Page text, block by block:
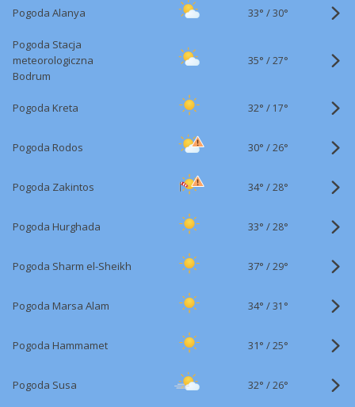
Pogoda Alanya 33° /30°
Pogoda Stacja
meteorologiczna
Bodrum
35° /27°
Pogoda Kreta 32° / 17°
Pogoda Rodos 30° /26°
Pogoda Zakintos 34° /28°
Pogoda Hurghada 33° /28°
Pogoda Sharm el-Sheikh 37° /29°
Pogoda Marsa Alam 34° /31°
Pogoda Hammamet 31° /25°
Pogoda Susa 32° /26°